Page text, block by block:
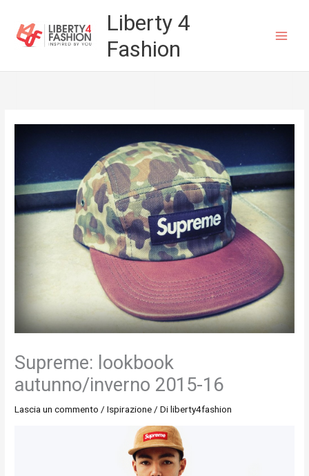
contenuto
Liberty 4
Fashion
Supreme: lookbook
autunno/inverno 2015-16
Lascia un commento /Ispirazione / Diliberty4fashion